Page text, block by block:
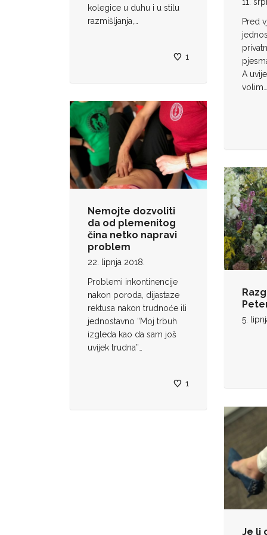
kolegice u duhu i u stilu
razmišljanja,…
1
11.
Pred
A
Nemojte dozvoliti
da od plemenitog
čina netko napravi
problem
22. lipnja 2018.
Problemi inkontinencije
nakon poroda, dijastaze
rektusa nakon trudnoće ili
jednostavno “Moj trbuh
izgleda kao da sam još
uvijek trudna”…
1
5.
Je li